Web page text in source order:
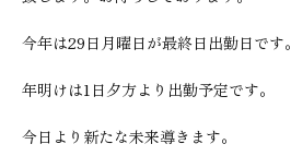
今年は29日月曜日が最終日出勤日です。
年明けは1日夕方より出勤予定です。
今日より新たな未来導きます。